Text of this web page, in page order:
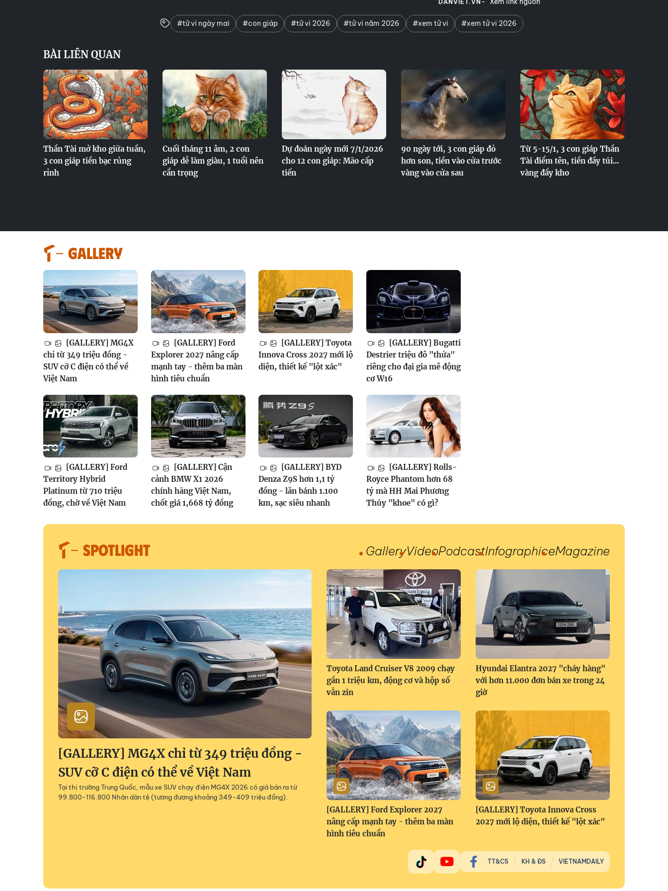
DANVIET.VN
#tử vi ngày mai #con giáp #tử vi 2026 #tử vi năm 2026 #xem tử vi #xem tử vi 2026
BÀI LIÊN QUAN
Thần Tài mở kho giữa tuần,
3 con giáp tiền bạc rủng
rỉnh
Cuối tháng 11 âm, 2 con
giáp dễ làm giàu, 1 tuổi nên
cẩn trọng
Dự đoán ngày mới 7/1/2026
cho 12 con giáp: Mão cấp
tiến
90 ngày tới, 3 con giáp đỏ
hơn son, tiền vào cửa trước
vàng vào cửa sau
Từ 5-15/1, 3 con giáp Thần
Tài điểm tên, tiền đầy túi...
vàng đầy kho
GALLERY
[GALLERY] MG4X
chỉ từ 349 triệu đồng -
SUV cỡ C điện có thể về
Việt Nam
[GALLERY] Ford
Explorer 2027 nâng cấp
mạnh tay - thêm ba màn
hình tiêu chuẩn
[GALLERY] Toyota
Innova Cross 2027 mới lộ
diện, thiết kế "lột xác"
[GALLERY] Bugatti
Destrier triệu đô "thửa"
riêng cho đại gia mê động
cơ W16
[GALLERY] Ford
Territory Hybrid
Platinum từ 710 triệu
đồng, chờ về Việt Nam
[GALLERY] Cận
cảnh BMW X1 2026
chính hãng Việt Nam,
chốt giá 1,668 tỷ đồng
[GALLERY] BYD
Denza Z9S hơn 1,1 tỷ
đồng - lăn bánh 1.100
km, sạc siêu nhanh
[GALLERY] Rolls-
Royce Phantom hơn 68
tỷ mà HH Mai Phương
Thúy "khoe" có gì?
SPOTLIGHT GalleryVideoPodcastInfographiceMagazine
[GALLERY] MG4X chỉ từ 349 triệu đồng -
SUV cỡ C điện có thể về Việt Nam
Tại thị trường Trung Quốc, mẫu xe SUV chạy điện MG4X 2026 có giá bán ra từ
99.800-116.800 Nhân dân tệ (tương đương khoảng 349-409 triệu đồng).
Toyota Land Cruiser V8 2009 chạy
gần 1 triệu km, động cơ và hộp số
vẫn zin
Hyundai Elantra 2027 "cháy hàng"
với hơn 11.000 đơn bán xe trong 24
giờ
[GALLERY] Ford Explorer 2027
nâng cấp mạnh tay - thêm ba màn
hình tiêu chuẩn
[GALLERY] Toyota Innova Cross
2027 mới lộ diện, thiết kế "lột xác"
TT&CS KH & ĐS VIETNAMDAILY